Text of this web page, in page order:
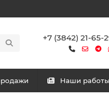
+7 (3842) 21-65-
Наши работы